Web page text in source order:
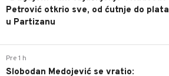
Petrović otkrio sve, od ćutnje do plata
u Partizanu
Pre 1 h
Slobodan Medojević se vratio: